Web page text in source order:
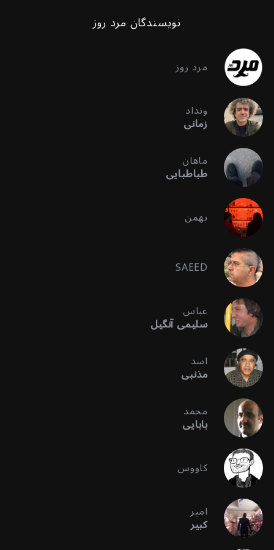
نویسندگان مرد روز
مرد روز
ونداد
زمانی
ماهان
طباطبایی
بهمن
SAEED
عباس
سلیمی آنگیل
اسد
مذنبی
محمد
بابایی
کاووس
امیر
کبیر